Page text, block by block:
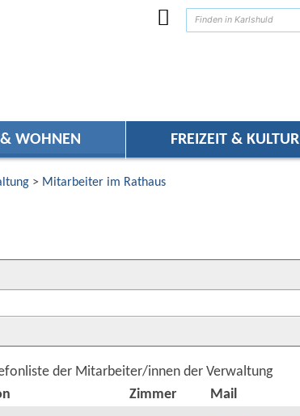
& WOHNEN FREIZEIT & KULTUR
> Mitarbeiter im Rathaus
der Mitarbeiter/innen der Verwaltung
Zimmer
Mail